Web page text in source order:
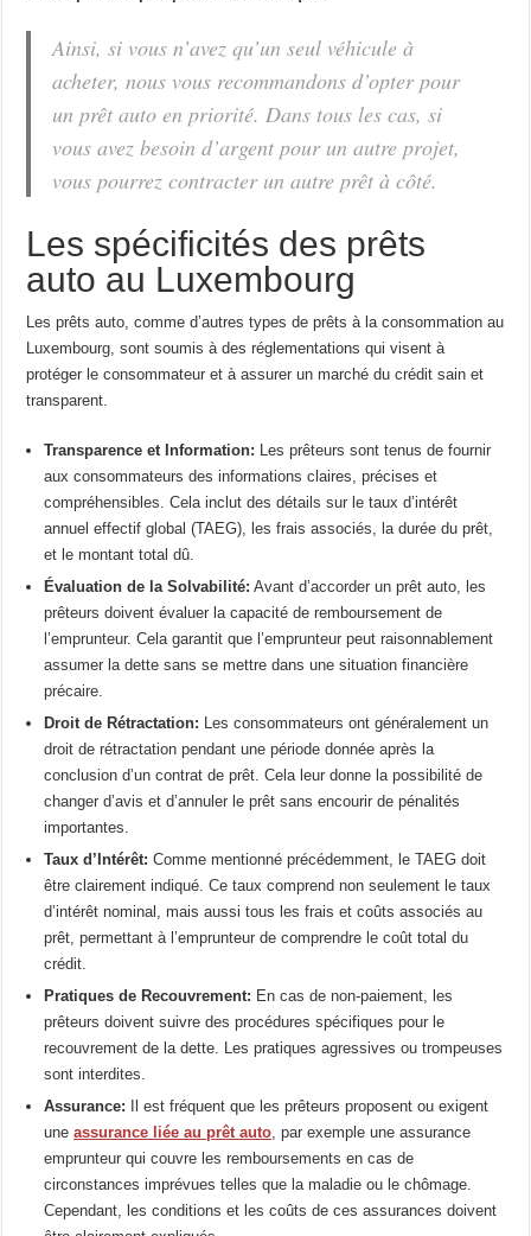
Ainsi, si vous n’avez qu’un seul véhicule à
acheter, nous vous recommandons d’opter pour
un prêt auto en priorité. Dans tous les cas, si
vous avez besoin d’argent pour un autre projet,
vous pourrez contracter un autre prêt à côté.
Les spécificités des prêts
auto au Luxembourg
Les prêts auto, comme d’autres types de prêts à la consommation au
Luxembourg, sont soumis à des réglementations qui visent à
protéger le consommateur et à assurer un marché du crédit sain et
transparent.
Transparence et Information: Les prêteurs sont tenus de fournir
aux consommateurs des informations claires, précises et
compréhensibles. Cela inclut des détails sur le taux d’intérêt
annuel effectif global (TAEG), les frais associés, la durée du prêt,
et le montant total dû.
Évaluation de la Solvabilité: Avant d’accorder un prêt auto, les
prêteurs doivent évaluer la capacité de remboursement de
l’emprunteur. Cela garantit que l’emprunteur peut raisonnablement
assumer la dette sans se mettre dans une situation financière
précaire.
Droit de Rétractation: Les consommateurs ont généralement un
droit de rétractation pendant une période donnée après la
conclusion d’un contrat de prêt. Cela leur donne la possibilité de
changer d’avis et d’annuler le prêt sans encourir de pénalités
importantes.
Taux d’Intérêt: Comme mentionné précédemment, le TAEG doit
être clairement indiqué. Ce taux comprend non seulement le taux
d’intérêt nominal, mais aussi tous les frais et coûts associés au
prêt, permettant à l’emprunteur de comprendre le coût total du
crédit.
Pratiques de Recouvrement: En cas de non-paiement, les
prêteurs doivent suivre des procédures spécifiques pour le
recouvrement de la dette. Les pratiques agressives ou trompeuses
sont interdites.
Assurance: Il est fréquent que les prêteurs proposent ou exigent
uneassurance liée au prêt auto , par exemple une assurance
emprunteur qui couvre les remboursements en cas de
circonstances imprévues telles que la maladie ou le chômage.
Cependant, les conditions et les coûts de ces assurances doivent